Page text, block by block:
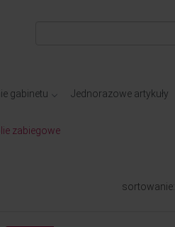
gabinetu Jednorazowe artykuły
zabiegowe
sortowanie: